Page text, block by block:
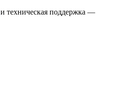
и техническая поддержка —